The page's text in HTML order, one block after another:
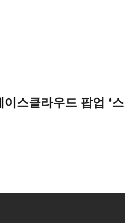
스클라우드 팝업 ‘